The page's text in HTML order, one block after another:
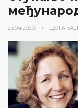
23.04.2020.